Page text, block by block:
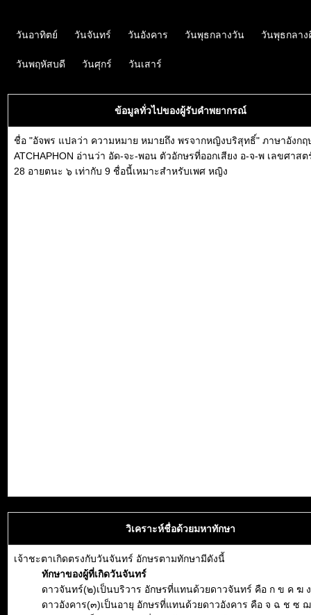
วันอาทิตย์ วันจันทร์ วันอังคาร วันพุธกลางวัน วันพุธกลา
วันพฤหัสบดี วันศุกร์ วันเสาร์
ข้อมูลทั่วไปของผู้รับคำพยากรณ์
ชื่อ "อัจพร แปลว่า ความหมาย หมายถึง พรจากหญิงบริสุทธิ์" ภาษาอังกฤ
ATCHAPHON อ่านว่า อัด-จะ-พอน ตัวอักษรที่ออกเสียง อ-จ-พ เลขศาสต
28 อายตนะ ๖ เท่ากับ 9 ชื่อนี้เหมาะสำหรับเพศ หญิง
วิเคราะห์ชื่อด้วยมหาทักษา
เจ้าชะตาเกิดตรงกับวันจันทร์ อักษรตามทักษามีดังนี้
ทักษาของผู้ที่เกิดวันจันทร์
ดาวจันทร์(๒)เป็นบริวาร อักษรที่แทนด้วยดาวจันทร์ คือ ก ข ค ฆ ง
ดาวอังคาร(๓)เป็นอายุ อักษรที่แทนด้วยดาวอังคาร คือ จ ฉ ช ซ